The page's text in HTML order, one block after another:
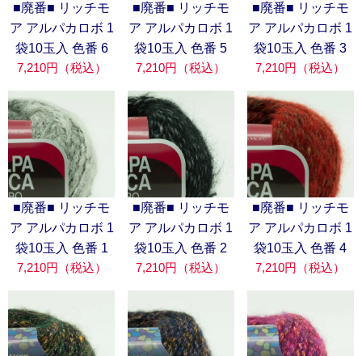
■廃番■ リッチモ
ア アルパカロボ 1
袋10玉入 色番 6
7,210円（税込）
■廃番■ リッチモ
ア アルパカロボ 1
袋10玉入 色番 5
7,210円（税込）
■廃番■ リッチモ
ア アルパカロボ 1
袋10玉入 色番 3
7,210円（税込）
■廃番■ リッチモ
ア アルパカロボ 1
袋10玉入 色番 1
7,210円（税込）
■廃番■ リッチモ
ア アルパカロボ 1
袋10玉入 色番 2
7,210円（税込）
■廃番■ リッチモ
ア アルパカロボ 1
袋10玉入 色番 4
7,210円（税込）